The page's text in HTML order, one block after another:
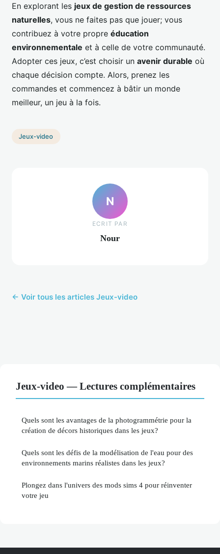
En explorant les jeux de gestion de ressources
naturelles, vous ne faites pas que jouer; vous
contribuez à votre propre éducation
environnementale et à celle de votre communauté.
Adopter ces jeux, c’est choisir un avenir durable où
chaque décision compte. Alors, prenez les
commandes et commencez à bâtir un monde
meilleur, un jeu à la fois.
Jeux-video
N
ECRIT PAR
Nour
← Voir tous les articles Jeux-video
Jeux-video — Lectures complémentaires
Quels sont les avantages de la photogrammétrie pour la
création de décors historiques dans les jeux?
Quels sont les défis de la modélisation de l'eau pour des
environnements marins réalistes dans les jeux?
Plongez dans l'univers des mods sims 4 pour réinventer
votre jeu